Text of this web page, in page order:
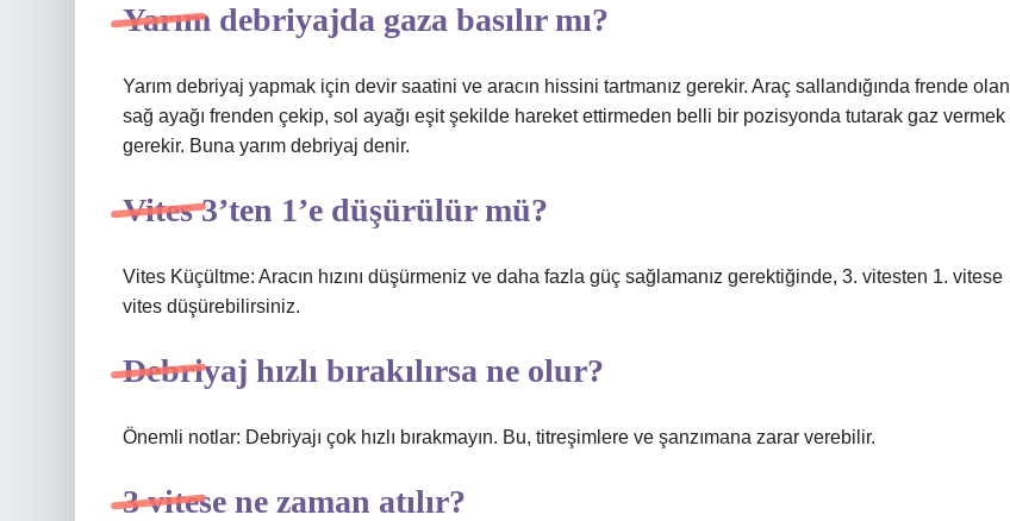
Yarım debriyajda gaza basılır mı?
Yarım debriyaj yapmak için devir saatini ve aracın hissini tartmanız gerekir. Araç sallandığında frende olan
sağ ayağı frenden çekip, sol ayağı eşit şekilde hareket ettirmeden belli bir pozisyonda tutarak gaz vermek
gerekir. Buna yarım debriyaj denir.
Vites 3’ten 1’e düşürülür mü?
Vites Küçültme: Aracın hızını düşürmeniz ve daha fazla güç sağlamanız gerektiğinde, 3. vitesten 1. vitese
vites düşürebilirsiniz.
Debriyaj hızlı bırakılırsa ne olur?
Önemli notlar: Debriyajı çok hızlı bırakmayın. Bu, titreşimlere ve şanzımana zarar verebilir.
3 vitese ne zaman atılır?